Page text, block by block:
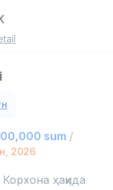
sum
sum /
2026
Корхона ҳақида